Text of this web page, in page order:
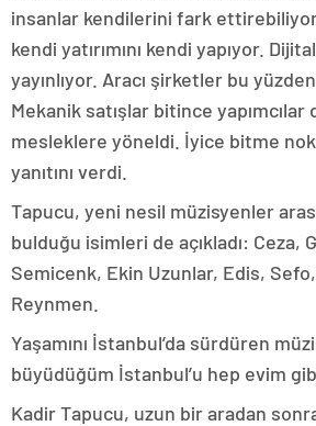
insanlar kendilerini fark
kendi yatırımını kendi yapıyor.
yayınlıyor. Aracı şirketler bu
Mekanik satışlar bitince yapımcılar
mesleklere yöneldi. İyice bitme
yanıtını verdi.
Tapucu, yeni nesil müzisyenler
bulduğu isimleri de açıkladı: Ceza,
Semicenk, Ekin Uzunlar, Edis,
Reynmen.
Yaşamını İstanbul’da sürdüren
büyüdüğüm İstanbul’u hep evim
Kadir Tapucu, uzun bir aradan sonra